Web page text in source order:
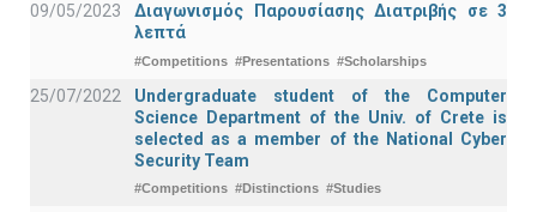
09/05/2023
Διαγωνισμός Παρουσίασης Διατριβής σε 3
λεπτά
#Competitions #Presentations #Scholarships
25/07/2022
Undergraduate student of the Computer
Science Department of the Univ. of Crete is
selected as a member of the National Cyber
Security Team
#Competitions #Distinctions #Studies